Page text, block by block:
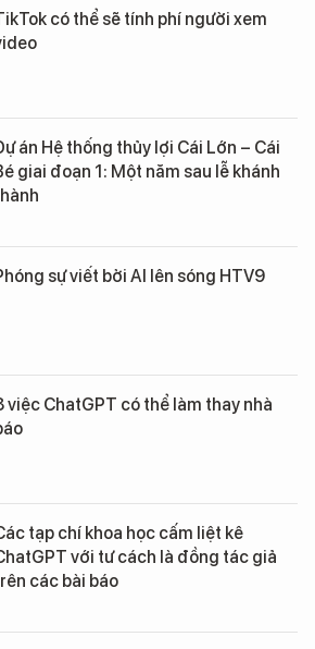
có thể sẽ tính phí người xem
án Hệ thống thủy lợi Cái Lớn – Cái
giai đoạn 1: Một năm sau lễ khánh
sự viết bởi AI lên sóng HTV9
việc ChatGPT có thể làm thay nhà
tạp chí khoa học cấm liệt kê
với tư cách là đồng tác giả
các bài báo